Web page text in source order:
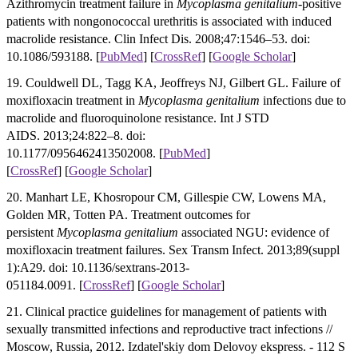
Azithromycin treatment failure in Mycoplasma genitalium-positive
patients with nongonococcal urethritis is associated with induced
macrolide resistance. Clin Infect Dis. 2008;47:1546–53. doi:
10.1086/593188. [PubMed] [CrossRef] [Google Scholar]
19. Couldwell DL, Tagg KA, Jeoffreys NJ, Gilbert GL. Failure of
moxifloxacin treatment in Mycoplasma genitalium infections due to
macrolide and fluoroquinolone resistance. Int J STD
AIDS. 2013;24:822–8. doi:
10.1177/0956462413502008. [PubMed]
[CrossRef] [Google Scholar]
20. Manhart LE, Khosropour CM, Gillespie CW, Lowens MA,
Golden MR, Totten PA. Treatment outcomes for
persistent Mycoplasma genitalium associated NGU: evidence of
moxifloxacin treatment failures. Sex Transm Infect. 2013;89(suppl
1):A29. doi: 10.1136/sextrans-2013-
051184.0091. [CrossRef] [Google Scholar]
21. Clinical practice guidelines for management of patients with
sexually transmitted infections and reproductive tract infections //
Moscow, Russia, 2012. Izdatel'skiy dom Delovoy ekspress. - 112 S